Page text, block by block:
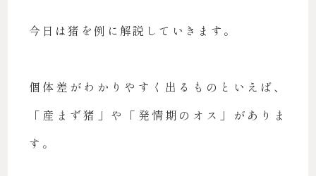
今日は猪を例に解説していきます。
個体差がわかりやすく出るものといえば、
「産まず猪」や「発情期のオス」がありま
す。